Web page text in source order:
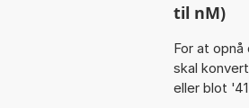
til nM)
For at
skal
eller blot '41